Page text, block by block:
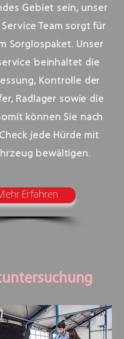
Gebiet sein, unser
Team sorgt für
Sorglospaket. Unser
beinhaltet die
Kontrolle der
Radlager sowie die
können Sie nach
jede Hürde mit
bewältigen.
Erfahren